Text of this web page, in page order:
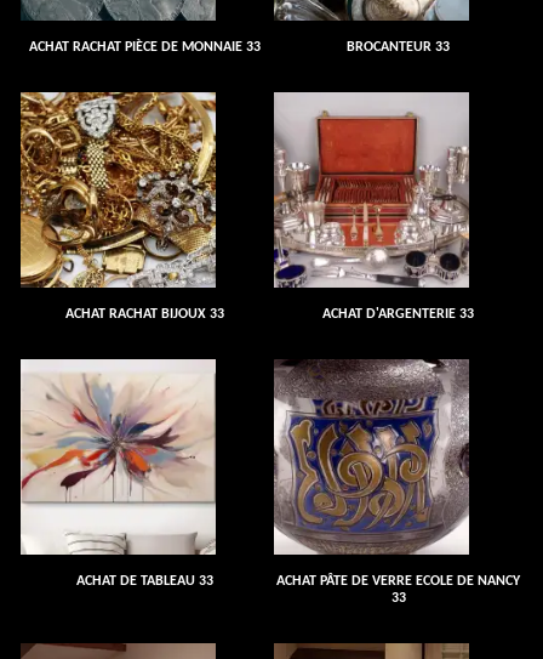
ACHAT RACHAT PIÈCE DE MONNAIE 33 BROCANTEUR 33
ACHAT RACHAT BIJOUX 33 ACHAT D'ARGENTERIE 33
ACHAT DE TABLEAU 33
ACHAT PÂTE DE VERRE ECOLE DE NANCY
33